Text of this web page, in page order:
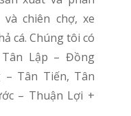
chiên chợ, xe
cá. Chúng tôi có
Lập – Đồng
– Tân Tiến, Tân
– Thuận Lợi +